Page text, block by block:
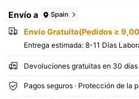
Envío a Spain
Envío Gratuito(Pedidos ≥
Entrega estimada: 8-11 Días
Devoluciones gratuitas en 30 días
Pagos seguros · Protección de la